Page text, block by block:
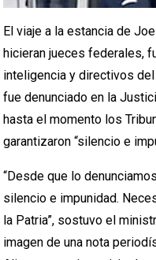
El viaje a la estancia de
hicieran jueces federales,
inteligencia y directivos
fue denunciado en la
hasta el momento los
garantizaron “silencio e
“Desde que lo
silencio e impunidad.
la Patria”, sostuvo el
imagen de una nota